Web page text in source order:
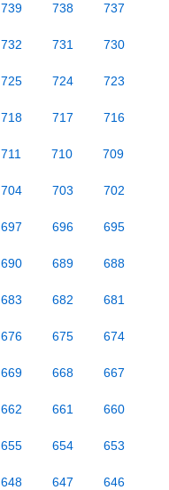
739 738 737
732 731 730
725 724 723
718 717 716
711 710 709
704 703 702
697 696 695
690 689 688
683 682 681
676 675 674
669 668 667
662 661 660
655 654 653
648 647 646